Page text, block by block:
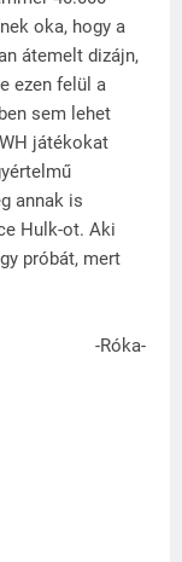
oka, hogy a
átemelt dizájn,
ezen felül a
sem lehet
játékokat
annak is
Hulk-ot. Aki
próbát, mert
-Róka-